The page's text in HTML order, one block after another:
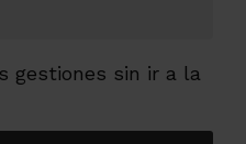
gestiones sin ir a la